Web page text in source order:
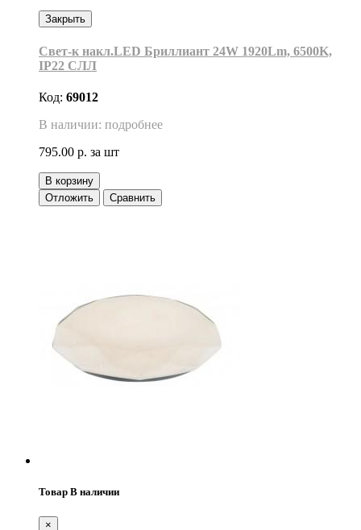
Закрыть
Свет-к накл.LED Бриллиант 24W 1920Lm, 6500K,
IP22 СЛЛ
Код: 69012
В наличии: подробнее
795.00 р. за шт
В корзину
Отложить
Сравнить
Товар В наличии
×